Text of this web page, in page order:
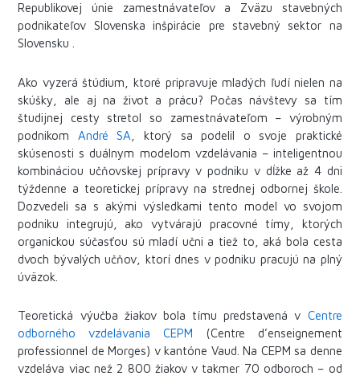
Republikovej únie zamestnávateľov a Zväzu stavebných
podnikateľov Slovenska inšpirácie pre stavebný sektor na
Slovensku .
Ako vyzerá štúdium, ktoré pripravuje mladých ľudí nielen na
skúšky, ale aj na život a prácu? Počas návštevy sa tím
študijnej cesty stretol so zamestnávateľom – výrobným
podnikom André SA , ktorý sa podelil o svoje praktické
skúsenosti s duálnym modelom vzdelávania – inteligentnou
kombináciou učňovskej prípravy v podniku v dĺžke až 4 dni
týždenne a teoretickej prípravy na strednej odbornej škole.
Dozvedeli sa s akými výsledkami tento model vo svojom
podniku integrujú, ako vytvárajú pracovné tímy, ktorých
organickou súčasťou sú mladí učni a tiež to, aká bola cesta
dvoch bývalých učňov, ktorí dnes v podniku pracujú na plný
úväzok.
Teoretická výučba žiakov bola tímu predstavená v Centre
odborného vzdelávania CEPM (Centre d’enseignement
professionnel de Morges) v kantóne Vaud. Na CEPM sa denne
vzdeláva viac než 2 800 žiakov v takmer 70 odboroch – od